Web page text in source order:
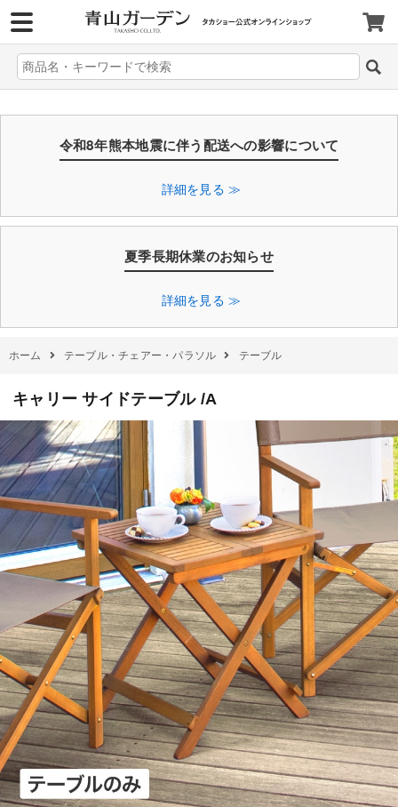
令和8年熊本地震に伴う配送への影響について
詳細を見る ≫
夏季長期休業のお知らせ
詳細を見る ≫
ホーム テーブル・チェアー・パラソル テーブル
キャリー サイドテーブル /A